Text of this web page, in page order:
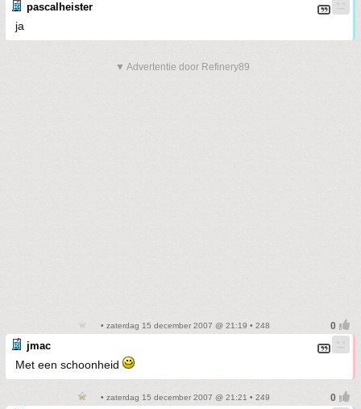
pascalheister
ja
▼ Advertentie door Refinery89
• zaterdag 15 december 2007 @ 21:19 • 248
jmac
Met een schoonheid
• zaterdag 15 december 2007 @ 21:21 • 249